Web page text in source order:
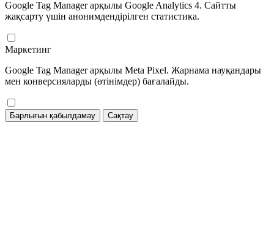
Google Tag Manager арқылы Google Analytics 4. Сайтты
жақсарту үшін анонимдендірілген статистика.
Маркетинг
Google Tag Manager арқылы Meta Pixel. Жарнама науқандары
мен конверсияларды (өтінімдер) бағалайды.
Барлығын қабылдамау Сақтау